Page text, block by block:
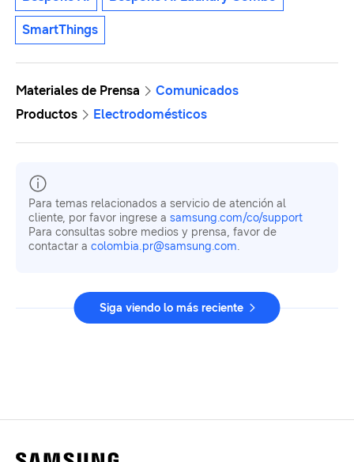
SmartThings
Materiales de Prensa
Comunicados
Productos
Electrodomésticos
Para temas relacionados a servicio de atención al
cliente, por favor ingrese a samsung.com/co/support
Para consultas sobre medios y prensa, favor de
contactar a colombia.pr@samsung.com.
Siga viendo lo más reciente